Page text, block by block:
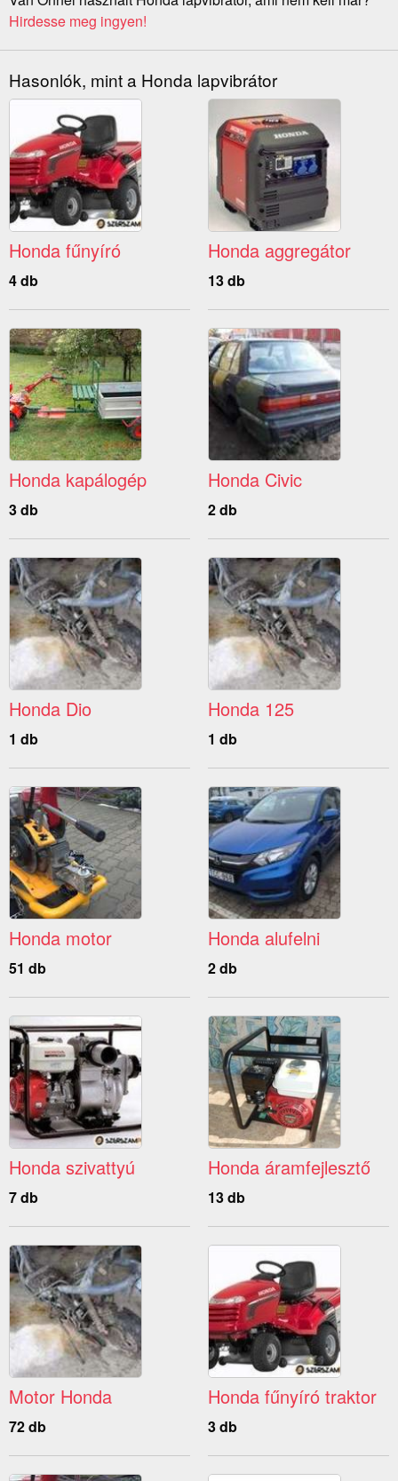
Hirdesse meg ingyen!
Hasonlók, mint a Honda lapvibrátor
Honda fűnyíró
4 db
Honda aggregátor
13 db
Honda kapálogép
3 db
Honda Civic
2 db
Honda Dio
1 db
Honda 125
1 db
Honda motor
51 db
Honda alufelni
2 db
Honda szivattyú
7 db
Honda áramfejlesztő
13 db
Motor Honda
72 db
Honda fűnyíró traktor
3 db